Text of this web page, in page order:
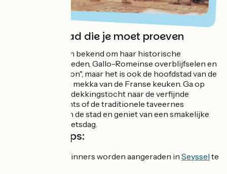
Lyon, een stad die je moet proeven
Lyon is niet alleen bekend om haar historische
bezienswaardigheden, Gallo-Romeinse overblijfselen en
de wijk "Vieux Lyon", maar het is ook de hoofdstad van de
gastronomie, het mekka van de Franse keuken. Ga op
een culinaire ontdekkingstocht naar de verfijnde
sterrenrestaurants of de traditionele taveernes
("bouchons") van de stad en geniet van een smakelijke
afsluiting van je fietsdag.
Praktische tips:
Gezinnen en beginners worden aangeraden in Seyssel te